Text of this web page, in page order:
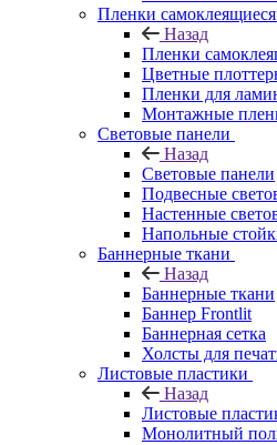
Пленки самоклеящиеся
Назад
Пленки
Цветные
Пленки для
Монтажные
Световые панели
Назад
Световые панели
Подвесные
Настенные
Напольные
Баннерные ткани
Назад
Баннерные ткани
Баннер Frontlit
Баннерная сетка
Холсты для
Листовые пластики
Назад
Листовые
Монолитный